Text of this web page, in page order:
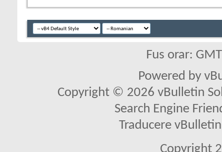
Fus orar:
Powered by
Copyright © 2026 vBulletin
Search Engine
Traducere
Copyright